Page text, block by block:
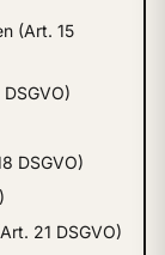
(Art. 15
DSGVO)
21 DSGVO)